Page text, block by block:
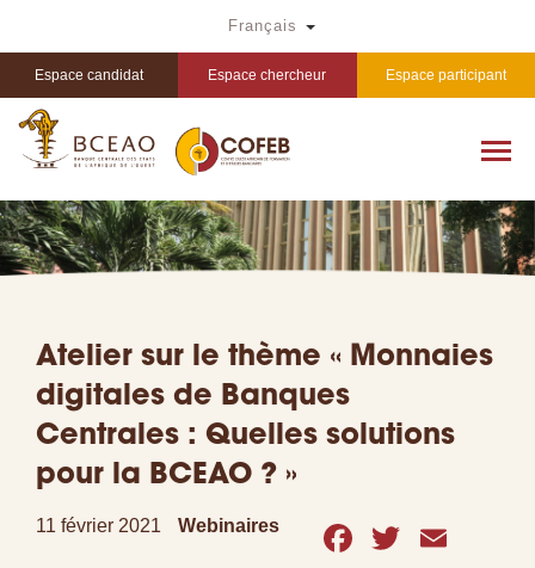
principal
Français Toggle Dropdown
Espace candidat Espace chercheur Espace participant
Atelier sur le thème « Monnaies
digitales de Banques
Centrales : Quelles solutions
pour la BCEAO ? »
Facebook
Twitter
11 février 2021 Webinaires